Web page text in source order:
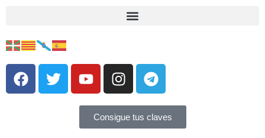
Consigue tus claves